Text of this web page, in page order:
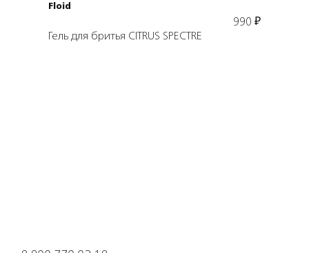
Floid
990 ₽
Гель для бритья CITRUS SPECTRE